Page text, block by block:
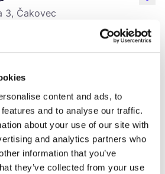
content and ads, to
and to analyse our traffic.
about your use of our site with
and analytics partners who
information that you’ve
they’ve collected from your use
3, Čakovec
like